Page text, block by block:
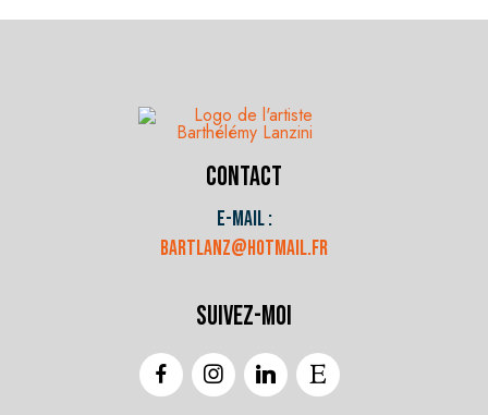
Contact
E-mail :
bartlanz@hotmail.fr
Suivez-moi